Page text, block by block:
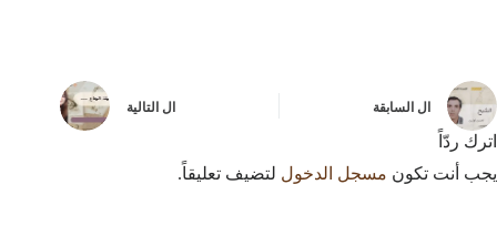
ال السابقة ال التالية
اترك ردّاً
يجب أنت تكون مسجل الدخول لتضيف تعليقاً.